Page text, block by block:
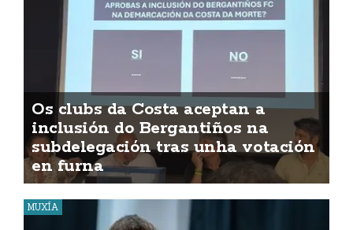
Os clubs da Costa aceptan a
inclusión do Bergantiños na
subdelegación tras unha votación
en furna
MUXÍA